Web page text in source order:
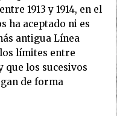
1913 y 1914, en el
ha aceptado ni es
antigua Línea
límites entre
que los sucesivos
de forma